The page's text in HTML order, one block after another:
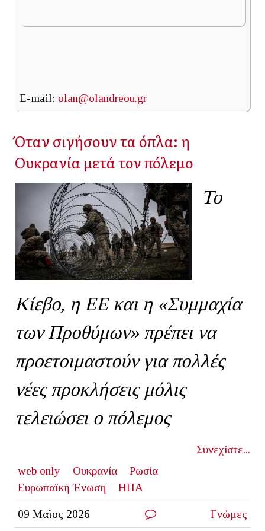
E-mail: olan@olandreou.gr
Όταν σιγήσουν τα όπλα: η
Ουκρανία μετά τον πόλεμο
Το
Κίεβο, η ΕΕ και η «Συμμαχία
των Προθύμων» πρέπει να
προετοιμαστούν για πολλές
νέες προκλήσεις μόλις
τελειώσει ο πόλεμος
Συνεχίστε...
web only
Ουκρανία
Ρωσία
Ευρωπαϊκή Ένωση
ΗΠΑ
09 Μαϊος 2026 Γνώμες